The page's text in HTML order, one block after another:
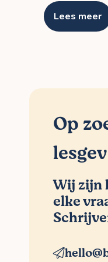
Lees meer
Op
Wij zijn
elke